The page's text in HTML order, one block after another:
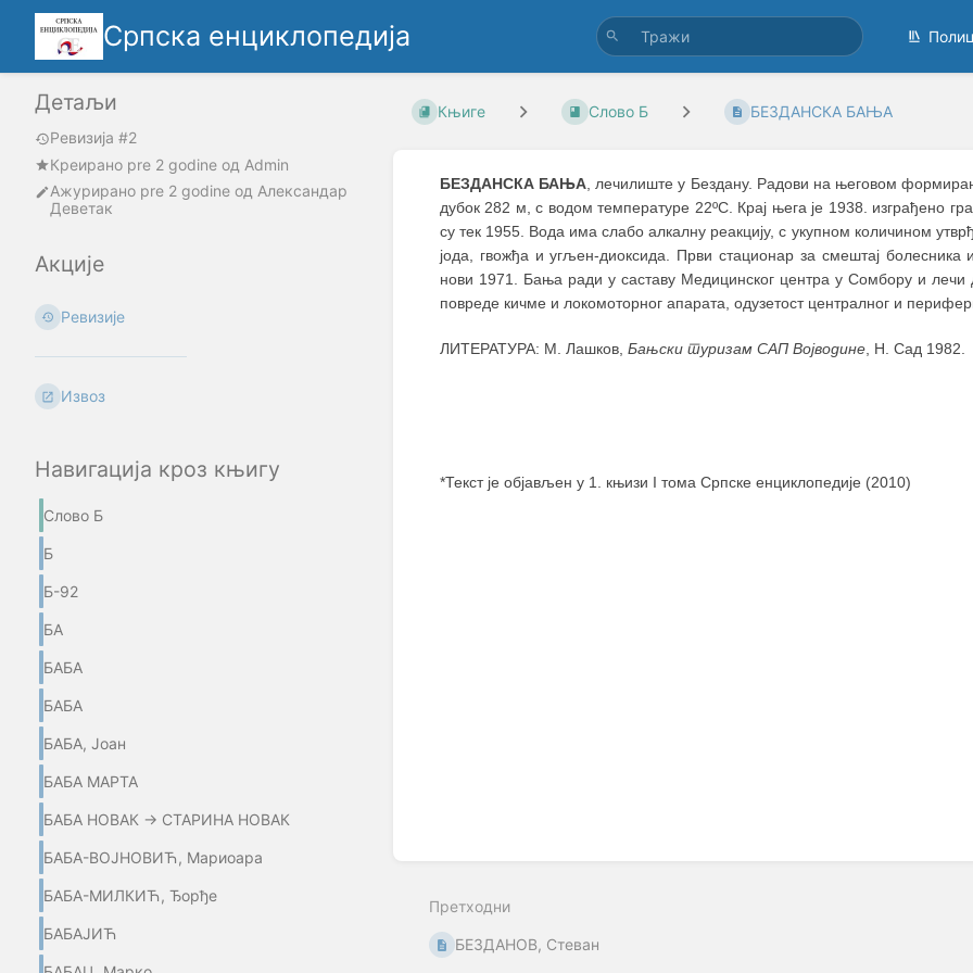
Српска енциклопедија
Детаљи
Ревизија #2
Креирано pre 2 godine oд Admin
Ажурирано pre 2 godine од Александар
Деветак
Акције
Ревизије
Извоз
Навигација кроз књигу
Слово Б
Б
Б-92
БА
БАБА
БАБА
БАБА, Јоан
БАБА МАРТА
БАБА НОВАК → СТАРИНА НОВАК
БАБА-ВОЈНОВИЋ, Мариоара
БАБА-МИЛКИЋ, Ђорђе
БАБАЈИЋ
Књиге Слово Б БЕЗДАНСКА БАЊА
БЕЗДАНСКА БАЊА, лечилиште у Бездану. Радови на његовом
дубок 282 м, с водом температуре 22ºС. Крај њега је 1938. изграђено
су тек 1955. Вода има слабо алкалну реакцију, с укупном количином
јода, гвожђа и угљен-диоксида. Први стационар за смештај болесника
нови 1971. Бања ради у саставу Медицинског центра у Сомбору и
повреде кичме и локомоторног апарата, одузетост централног и
ЛИТЕРАТУРА: М. Лашков, Бањски туризам САП Војводине , Н. Сад 1982.
*Текст је објављен у 1. књизи I тома Српске енциклопедије (2010)
Претходни
БЕЗДАНОВ, Стеван